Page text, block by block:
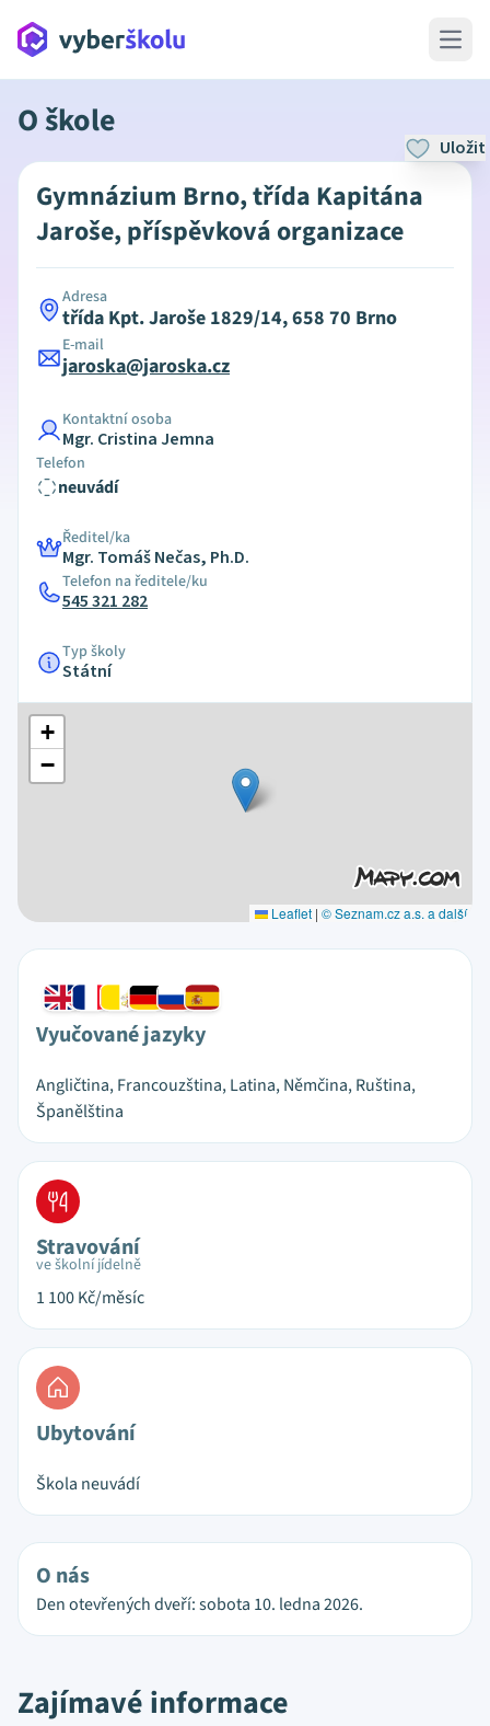
Open
O škole
Uložit
Gymnázium Brno, třída Kapitána
Jaroše, příspěvková organizace
Adresa
třída Kpt. Jaroše 1829/14, 658 70 Brno
E-mail
jaroska@jaroska.cz
Kontaktní osoba
Mgr. Cristina Jemna
Telefon
neuvádí
Ředitel/ka
Mgr. Tomáš Nečas, Ph.D.
Telefon na ředitele/ku
545 321 282
Typ školy
Státní
+
−
Leaflet | © Seznam.cz a.s. a další
Vyučované jazyky
Angličtina, Francouzština, Latina, Němčina, Ruština,
Španělština
Stravování
ve školní jídelně
1 100Kč/měsíc
Ubytování
Škola neuvádí
O nás
Den otevřených dveří: sobota 10. ledna 2026.
Zajímavé informace